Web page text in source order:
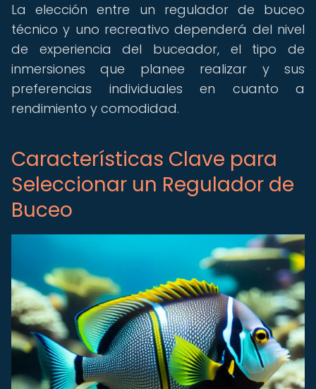
La elección entre un regulador de buceo
técnico y uno recreativo dependerá del nivel
de experiencia del buceador, el tipo de
inmersiones que planee realizar y sus
preferencias individuales en cuanto a
rendimiento y comodidad.
Características Clave para
Seleccionar un Regulador de
Buceo